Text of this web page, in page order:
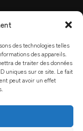
des technologies telles
des appareils.
de traiter des données
uniques sur ce site. Le fait
peut avoir un effet
Rueil-Malmaison 🇫🇷